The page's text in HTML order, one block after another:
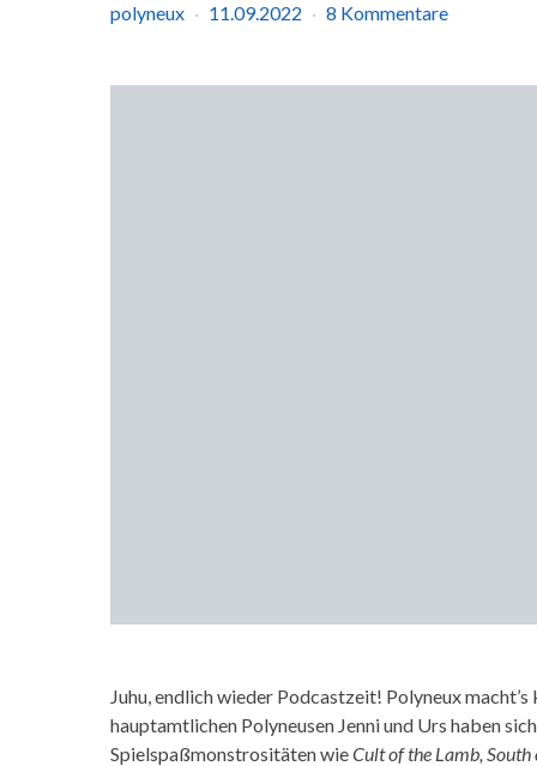
polyneux 11.09.2022 8 Kommentare
Juhu, endlich wieder Podcastzeit! Polyneux
hauptamtlichen Polyneusen Jenni und Urs haben
Spielspaßmonstrositäten wieCult of the Lamb,